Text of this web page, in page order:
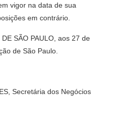
vigor na data de sua
em contrário.
SÃO PAULO, aos 27 de
de São Paulo.
Secretária dos Negócios